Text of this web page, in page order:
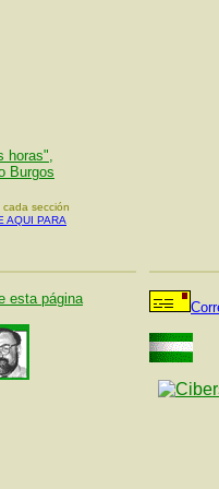
horas",
Burgos
sección
AQUI PARA
esta página